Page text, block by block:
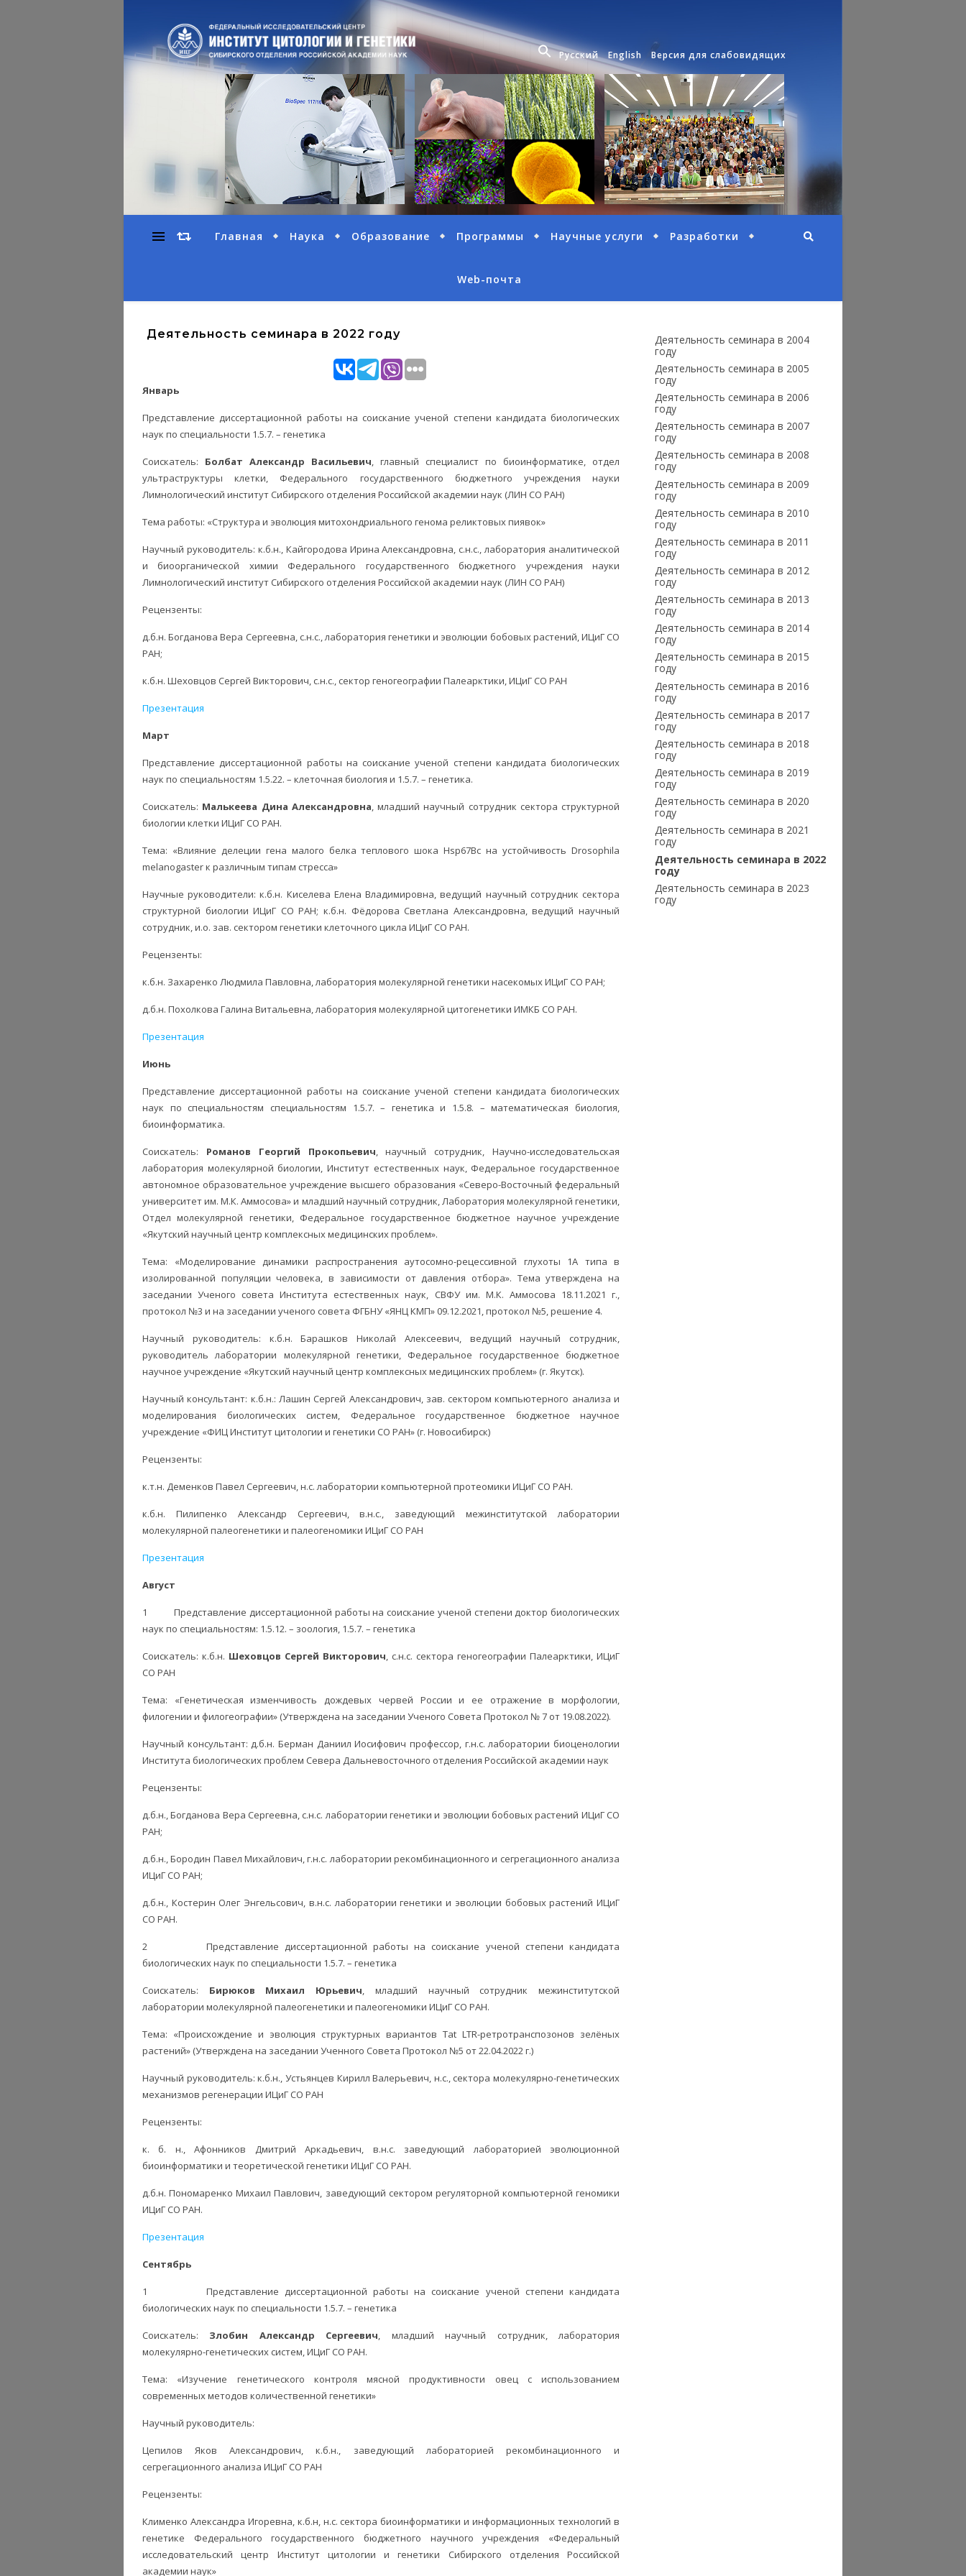
Русский English Версия для слабовидящих
Главная Наука Образование Программы Научные услуги Разработки
Web-почта
Деятельность семинара в 2022 году
Январь
Представление диссертационной работы на соискание ученой степени кандидата биологических
наук по специальности 1.5.7. – генетика
Соискатель: Болбат Александр Васильевич , главный специалист по биоинформатике, отдел
ультраструктуры клетки, Федерального государственного бюджетного учреждения науки
Лимнологический институт Сибирского отделения Российской академии наук (ЛИН СО РАН)
Тема работы: «Структура и эволюция митохондриального генома реликтовых пиявок»
Научный руководитель: к.б.н., Кайгородова Ирина Александровна, с.н.с., лаборатория аналитической
и биоорганической химии Федерального государственного бюджетного учреждения науки
Лимнологический институт Сибирского отделения Российской академии наук (ЛИН СО РАН)
Рецензенты:
д.б.н. Богданова Вера Сергеевна, с.н.с., лаборатория генетики и эволюции бобовых растений, ИЦиГ СО
РАН;
к.б.н. Шеховцов Сергей Викторович, с.н.с., сектор геногеографии Палеарктики, ИЦиГ СО РАН
Презентация
Март
Представление диссертационной работы на соискание ученой степени кандидата биологических
наук по специальностям 1.5.22. – клеточная биология и 1.5.7. – генетика.
Соискатель: Малькеева Дина Александровна , младший научный сотрудник сектора структурной
биологии клетки ИЦиГ СО РАН.
Тема: «Влияние делеции гена малого белка теплового шока Hsp67Bc на устойчивость Drosophila
melanogaster к различным типам стресса»
Научные руководители: к.б.н. Киселева Елена Владимировна, ведущий научный сотрудник сектора
структурной биологии ИЦиГ СО РАН; к.б.н. Фёдорова Светлана Александровна, ведущий научный
сотрудник, и.о. зав. сектором генетики клеточного цикла ИЦиГ СО РАН.
Рецензенты:
к.б.н. Захаренко Людмила Павловна, лаборатория молекулярной генетики насекомых ИЦиГ СО РАН;
д.б.н. Похолкова Галина Витальевна, лаборатория молекулярной цитогенетики ИМКБ СО РАН.
Презентация
Июнь
Представление диссертационной работы на соискание ученой степени кандидата биологических
наук по специальностям специальностям 1.5.7. – генетика и 1.5.8. – математическая биология,
биоинформатика.
Соискатель: Романов Георгий Прокопьевич , научный сотрудник, Научно-исследовательская
лаборатория молекулярной биологии, Институт естественных наук, Федеральное государственное
автономное образовательное учреждение высшего образования «Северо-Восточный федеральный
университет им. М.К. Аммосова» и младший научный сотрудник, Лаборатория молекулярной генетики,
Отдел молекулярной генетики, Федеральное государственное бюджетное научное учреждение
«Якутский научный центр комплексных медицинских проблем».
Тема: «Моделирование динамики распространения аутосомно-рецессивной глухоты 1А типа в
изолированной популяции человека, в зависимости от давления отбора». Тема утверждена на
заседании Ученого совета Института естественных наук, СВФУ им. М.К. Аммосова 18.11.2021 г.,
протокол №3 и на заседании ученого совета ФГБНУ «ЯНЦ КМП» 09.12.2021, протокол №5, решение 4.
Научный руководитель: к.б.н. Барашков Николай Алексеевич, ведущий научный сотрудник,
руководитель лаборатории молекулярной генетики, Федеральное государственное бюджетное
научное учреждение «Якутский научный центр комплексных медицинских проблем» (г. Якутск).
Научный консультант: к.б.н.: Лашин Сергей Александрович, зав. сектором компьютерного анализа и
моделирования биологических систем, Федеральное государственное бюджетное научное
учреждение «ФИЦ Институт цитологии и генетики СО РАН» (г. Новосибирск)
Рецензенты:
к.т.н. Деменков Павел Сергеевич, н.с. лаборатории компьютерной протеомики ИЦиГ СО РАН.
к.б.н. Пилипенко Александр Сергеевич, в.н.с., заведующий межинститутской лаборатории
молекулярной палеогенетики и палеогеномики ИЦиГ СО РАН
Презентация
Август
1 Представление диссертационной работы на соискание ученой степени доктор биологических
наук по специальностям: 1.5.12. – зоология, 1.5.7. – генетика
Соискатель: к.б.н. Шеховцов Сергей Викторович , с.н.с. сектора геногеографии Палеарктики, ИЦиГ
СО РАН
Тема: «Генетическая изменчивость дождевых червей России и ее отражение в морфологии,
филогении и филогеографии» (Утверждена на заседании Ученого Совета Протокол № 7 от 19.08.2022).
Научный консультант: д.б.н. Берман Даниил Иосифович профессор, г.н.с. лаборатории биоценологии
Института биологических проблем Севера Дальневосточного отделения Российской академии наук
Рецензенты:
д.б.н., Богданова Вера Сергеевна, с.н.с. лаборатории генетики и эволюции бобовых растений ИЦиГ СО
РАН;
д.б.н., Бородин Павел Михайлович, г.н.с. лаборатории рекомбинационного и сегрегационного анализа
ИЦиГ СО РАН;
д.б.н., Костерин Олег Энгельсович, в.н.с. лаборатории генетики и эволюции бобовых растений ИЦиГ
СО РАН.
2 Представление диссертационной работы на соискание ученой степени кандидата
биологических наук по специальности 1.5.7. – генетика
Соискатель: Бирюков Михаил Юрьевич , младший научный сотрудник межинститутской
лаборатории молекулярной палеогенетики и палеогеномики ИЦиГ СО РАН.
Тема: «Происхождение и эволюция структурных вариантов Тat LTR-ретротранспозонов зелёных
растений» (Утверждена на заседании Ученного Совета Протокол №5 от 22.04.2022 г.)
Научный руководитель: к.б.н., Устьянцев Кирилл Валерьевич, н.с., сектора молекулярно-генетических
механизмов регенерации ИЦиГ СО РАН
Рецензенты:
к. б. н., Афонников Дмитрий Аркадьевич, в.н.с. заведующий лабораторией эволюционной
биоинформатики и теоретической генетики ИЦиГ СО РАН.
д.б.н. Пономаренко Михаил Павлович, заведующий сектором регуляторной компьютерной геномики
ИЦиГ СО РАН.
Презентация
Сентябрь
1 Представление диссертационной работы на соискание ученой степени кандидата
биологических наук по специальности 1.5.7. – генетика
Соискатель: Злобин Александр Сергеевич , младший научный сотрудник, лаборатория
молекулярно-генетических систем, ИЦиГ СО РАН.
Тема: «Изучение генетического контроля мясной продуктивности овец с использованием
современных методов количественной генетики»
Научный руководитель:
Цепилов Яков Александрович, к.б.н., заведующий лабораторией рекомбинационного и
сегрегационного анализа ИЦиГ СО РАН
Рецензенты:
Клименко Александра Игоревна, к.б.н, н.с. сектора биоинформатики и информационных технологий в
генетике Федерального государственного бюджетного научного учреждения «Федеральный
исследовательский центр Институт цитологии и генетики Сибирского отделения Российской
академии наук»
Деятельность семинара в 2004
году
Деятельность семинара в 2005
году
Деятельность семинара в 2006
году
Деятельность семинара в 2007
году
Деятельность семинара в 2008
году
Деятельность семинара в 2009
году
Деятельность семинара в 2010
году
Деятельность семинара в 2011
году
Деятельность семинара в 2012
году
Деятельность семинара в 2013
году
Деятельность семинара в 2014
году
Деятельность семинара в 2015
году
Деятельность семинара в 2016
году
Деятельность семинара в 2017
году
Деятельность семинара в 2018
году
Деятельность семинара в 2019
году
Деятельность семинара в 2020
году
Деятельность семинара в 2021
году
Деятельность семинара в 2022
году
Деятельность семинара в 2023
году